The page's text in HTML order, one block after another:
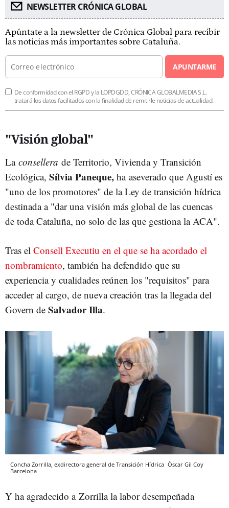
NEWSLETTER CRÓNICA GLOBAL
Apúntate a la newsletter de Crónica Global para recibir
las noticias más importantes sobre Cataluña.
APUNTARME
De conformidad con el RGPD y la LOPDGDD, CRÓNICA GLOBALMEDIA S.L.
tratará los datos facilitados con la finalidad de remitirle noticias de actualidad.
"Visión global"
La consellera de Territorio, Vivienda y Transición
Ecológica, Sílvia Paneque, ha aseverado que Agustí es
"uno de los promotores" de la Ley de transición hídrica
destinada a "dar una visión más global de las cuencas
de toda Cataluña, no solo de las que gestiona la ACA".
Tras el Consell Executiu en el que se ha acordado el
nombramiento, también ha defendido que su
experiencia y cualidades reúnen los "requisitos" para
acceder al cargo, de nueva creación tras la llegada del
Govern de Salvador Illa.
Concha Zorrilla, exdirectora general de Transición Hídrica Òscar Gil Coy
Barcelona
Y ha agradecido a Zorrilla la labor desempeñada